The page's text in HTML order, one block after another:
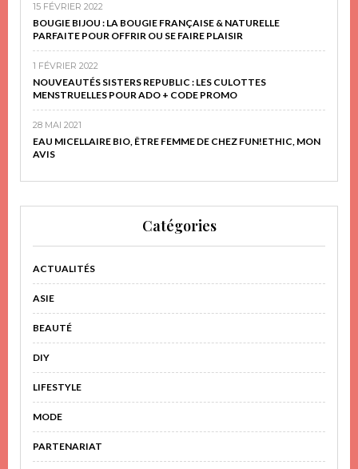
15 FÉVRIER 2022
BOUGIE BIJOU : LA BOUGIE FRANÇAISE & NATURELLE
PARFAITE POUR OFFRIR OU SE FAIRE PLAISIR
1 FÉVRIER 2022
NOUVEAUTÉS SISTERS REPUBLIC : LES CULOTTES
MENSTRUELLES POUR ADO + CODE PROMO
28 MAI 2021
EAU MICELLAIRE BIO, ÊTRE FEMME DE CHEZ FUN!ETHIC, MON
AVIS
Catégories
ACTUALITÉS
ASIE
BEAUTÉ
DIY
LIFESTYLE
MODE
PARTENARIAT